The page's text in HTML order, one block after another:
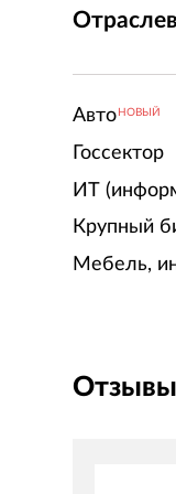
Авто НОВЫЙ
Госсектор
ИТ
Крупный
Мебель,
Отзывы